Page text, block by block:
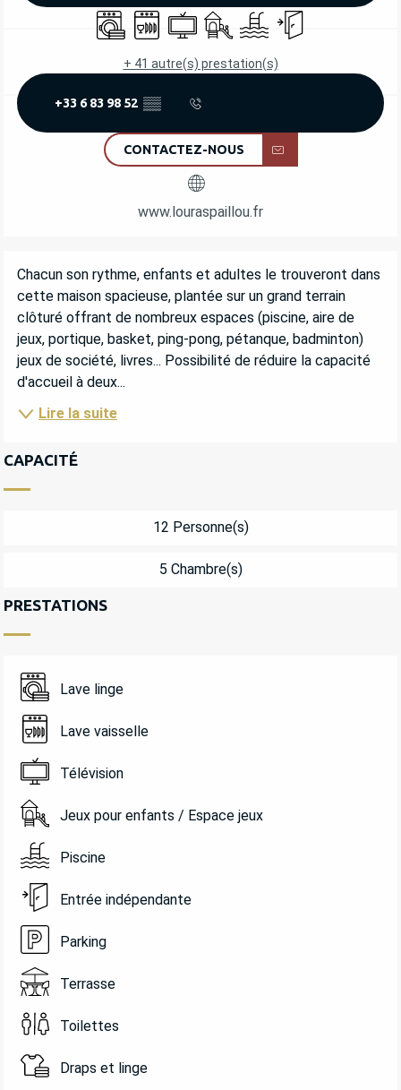
Lave lingeLave vaisselle
TélévisionJeux pour enfants / Espace
PiscineEntrée
+ 41 autre(s) prestation(s)
+33 6 83 98 52 ▒▒
CONTACTEZ-NOUS
www.louraspaillou.fr
DESCRIPTION
Chacun son rythme, enfants et adultes le trouveront dans
cette maison spacieuse, plantée sur un grand terrain
clôturé offrant de nombreux espaces (piscine, aire de
jeux, portique, basket, ping-pong, pétanque, badminton)
jeux de société, livres... Possibilité de réduire la capacité
d'accueil à deux...
Lire la suite
CAPACITÉ
12 Personne(s)
5 Chambre(s)
PRESTATIONS
Lave linge
Lave vaisselle
Télévision
Jeux pour enfants / Espace jeux
Piscine
Entrée indépendante
Parking
Terrasse
Toilettes
Draps et linge